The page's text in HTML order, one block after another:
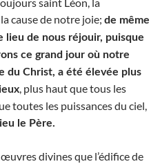
cause de notre joie; de même
lieu de nous réjouir, puisque
ce grand jour où notre
du Christ, a été élevée plus
, plus haut que tous les
toutes les puissances du ciel,
le Père.
divines que l’édifice de